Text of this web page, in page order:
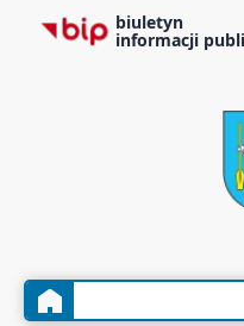
biuletyn
informacji